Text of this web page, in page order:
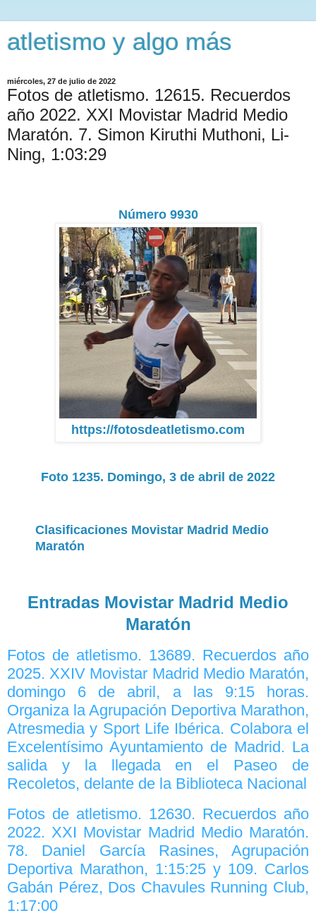
atletismo y algo más
miércoles, 27 de julio de 2022
Fotos de atletismo. 12615. Recuerdos
año 2022. XXI Movistar Madrid Medio
Maratón. 7. Simon Kiruthi Muthoni, Li-
Ning, 1:03:29
Número 9930
https://fotosdeatletismo.com
Foto 1235. Domingo, 3 de abril de 2022
Clasificaciones Movistar Madrid Medio
Maratón
Entradas Movistar Madrid Medio
Maratón
Fotos de atletismo. 13689. Recuerdos año
2025. XXIV Movistar Madrid Medio Maratón,
domingo 6 de abril, a las 9:15 horas.
Organiza la Agrupación Deportiva Marathon,
Atresmedia y Sport Life Ibérica. Colabora el
Excelentísimo Ayuntamiento de Madrid. La
salida y la llegada en el Paseo de
Recoletos, delante de la Biblioteca Nacional
Fotos de atletismo. 12630. Recuerdos año
2022. XXI Movistar Madrid Medio Maratón.
78. Daniel García Rasines, Agrupación
Deportiva Marathon, 1:15:25 y 109. Carlos
Gabán Pérez, Dos Chavules Running Club,
1:17:00